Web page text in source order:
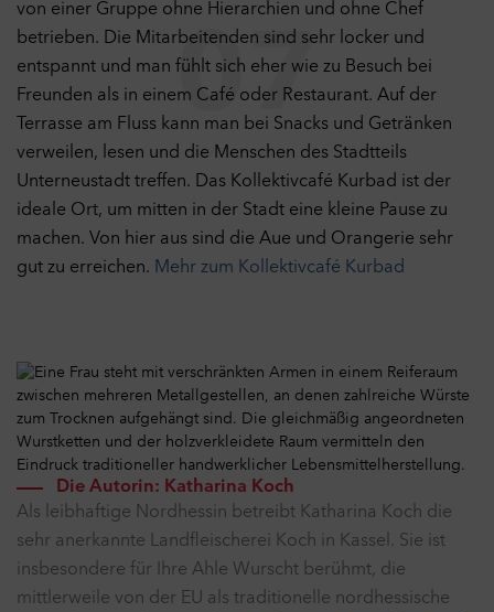
07
von einer Gruppe ohne Hierarchien und ohne Chef
betrieben. Die Mitarbeitenden sind sehr locker und
entspannt und man fühlt sich eher wie zu Besuch bei
Freunden als in einem Café oder Restaurant. Auf der
Terrasse am Fluss kann man bei Snacks und Getränken
verweilen, lesen und die Menschen des Stadtteils
Unterneustadt treffen. Das Kollektivcafé Kurbad ist der
ideale Ort, um mitten in der Stadt eine kleine Pause zu
machen. Von hier aus sind die Aue und Orangerie sehr
gut zu erreichen. Mehr zum Kollektivcafé Kurbad
Die Autorin: Katharina Koch
Als leibhaftige Nordhessin betreibt Katharina Koch die
sehr anerkannte Landfleischerei Koch in Kassel. Sie ist
insbesondere für Ihre Ahle Wurscht berühmt, die
mittlerweile von der EU als traditionelle nordhessische
Externe Inhalte
Diese Website kann Inhalte und Medien von externen Seiten
wie bspw. YouTube anzeigen. Dabei werden Cookies von
externen Seiten gespeichert.
Auswahl übernehmen
Alle Cookies akzeptieren